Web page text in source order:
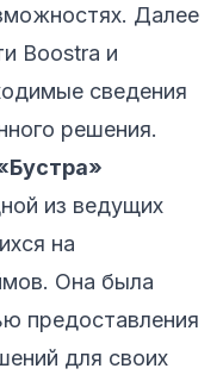
Далее
Boostra и
сведения
решения.
из ведущих
на
Она была
предоставления
для своих